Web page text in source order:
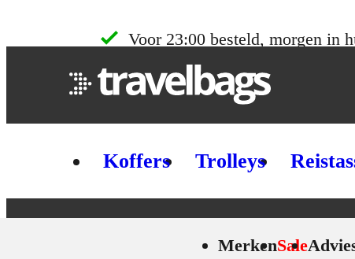
Voor 23:00 besteld, morgen in
Koffers Trolleys
MerkenSale